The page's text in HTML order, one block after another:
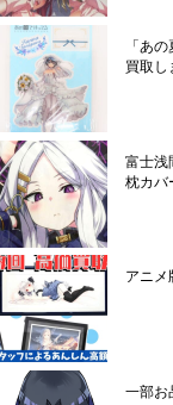
「あ
買取し
富士浅
枕カバ
アニメ
一部お